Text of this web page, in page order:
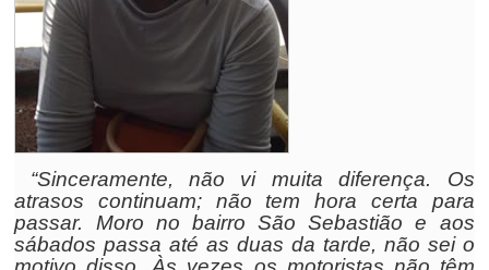
“Sinceramente, não vi muita diferença. Os
atrasos continuam; não tem hora certa para
passar. Moro no bairro São Sebastião e aos
sábados passa até as duas da tarde, não sei o